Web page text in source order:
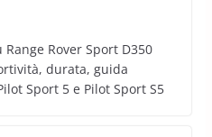
Rover Sport D350
durata, guida
Sport 5 e Pilot Sport S5